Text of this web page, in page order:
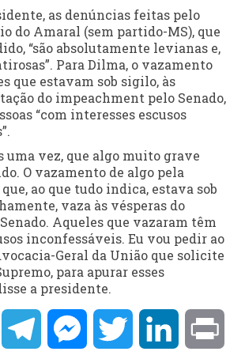
as denúncias feitas pelo
do Amaral (sem partido-MS), que
“são absolutamente levianas e,
Para Dilma, o vazamento
que estavam sob sigilo, às
do impeachment pelo Senado,
“com interesses escusos
uma vez, que algo muito grave
O vazamento de algo pela
ao que tudo indica, estava sob
vaza às vésperas do
Aqueles que vazaram têm
inconfessáveis. Eu vou pedir ao
Geral da União que solicite
para apurar esses
a presidente.
FacebookTelegramMessengerTwitter LinkedIn